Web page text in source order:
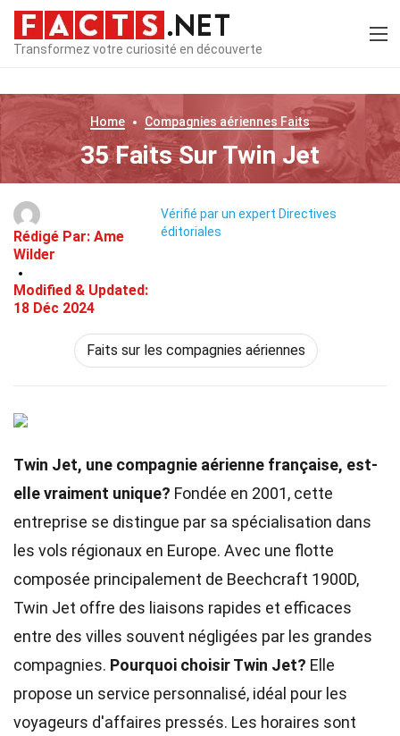
Transformez votre curiosité en découverte
Home Compagnies aériennes Faits
35 Faits Sur Twin Jet
Rédigé Par: Ame
Wilder
Modified & Updated:
18 Déc 2024
Vérifié par un expert Directives
éditoriales
Faits sur les compagnies aériennes
Twin Jet, une compagnie aérienne française, est-
elle vraiment unique? Fondée en 2001, cette
entreprise se distingue par sa spécialisation dans
les vols régionaux en Europe. Avec une flotte
composée principalement de Beechcraft 1900D,
Twin Jet offre des liaisons rapides et efficaces
entre des villes souvent négligées par les grandes
compagnies. Pourquoi choisir Twin Jet? Elle
propose un service personnalisé, idéal pour les
voyageurs d'affaires pressés. Les horaires sont